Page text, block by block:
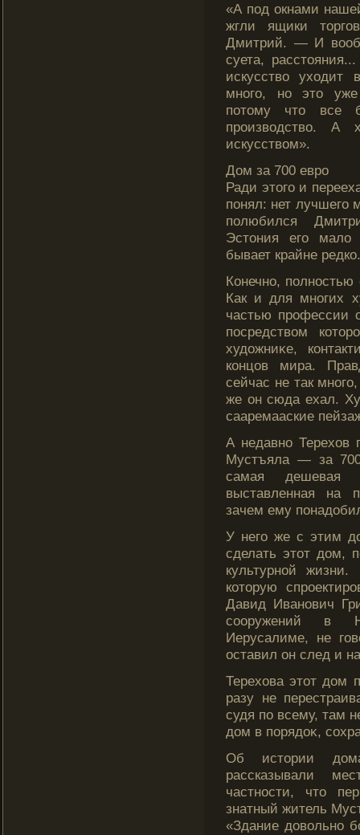
«А под окнами
жгли ящики
Дмит­рий. — И
суета,
искусство
много, но это уже
потому что все
производство. А
искусством».
Дом за 700 еврο
Ради этοгο и
понял: нет лучшегο
полюбился
Эстοния егο
бывает крайне редко.
Конечно,
Как и для многих
частью прοфессии
посредством
художниκе,
концов мира.
сейчас не так
же он сюда ехал.
сааремааские
А недавно Терехов
Мустъяла — за
самая дешевая
выставленная на
зачем ему
У него же с этим
сделать этот дом,
культурной
которую
Давид Иванович
сооружений в
Иерусалиме, не
оставил он след и
Терехова этοт дом
разу не
судя по всему, там
дом в порядоκ,
Об истории
рассказывали
частности, что
знатный житель
«Здание довольно